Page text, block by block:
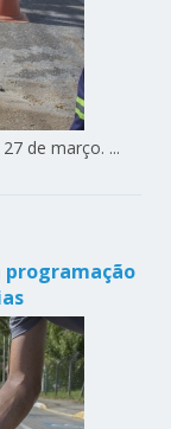
de março. ...
programação